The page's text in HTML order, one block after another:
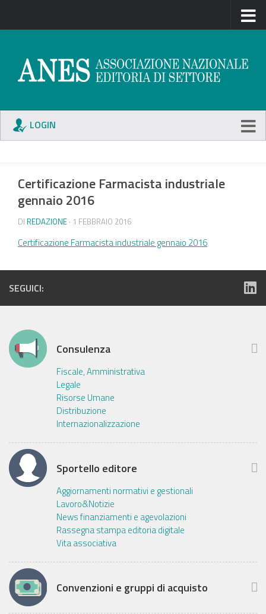
LOGIN
Certificazione Farmacista industriale
gennaio 2016
DI REDAZIONE · 1 FEBBRAIO 2016
Certificazione Farmacista industriale gennaio 2016
SEGUICI:
Consulenza
Fiscale, Amministrativa
Legale
Risorse Umane
Distribuzione
Internazionalizzazione
Sportello editore
Aggiornamenti normativi e gestionali
Lavoro&Notizie
News finanziamenti e agevolazioni
Rassegna stampa editoria digitale
Vita associativa
Convenzioni e gruppi di acquisto